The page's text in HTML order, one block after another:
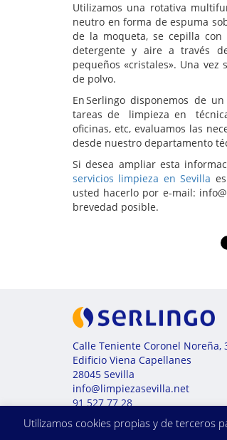
Utilizamos una rotativa
neutro en forma de espuma
de la moqueta, se cepilla con
detergente y aire a través
pequeños «cristales». Una
de polvo.
En Serlingo disponemos de
tareas de limpieza en técnica
oficinas, etc, evaluamos las
desde nuestro departamento
Si desea ampliar esta
servicios limpieza en Sevilla
usted hacerlo por e-mail:
brevedad posible.
Calle Teniente Coronel Noreña,
Edificio Viena Capellanes
28045 Sevilla
info@limpiezasevilla.net
91 527 77 28
aviso legal
Empresas Amigas
Utilizamos cookies propias y de terceros